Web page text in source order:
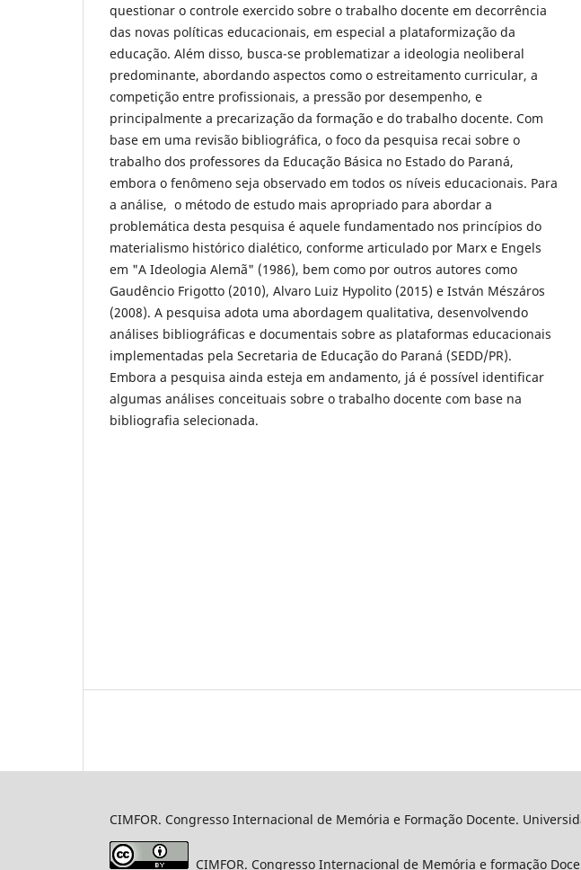
questionar o controle exercido sobre o trabalho docente em decorrência
das novas políticas educacionais, em especial a plataformização da
educação. Além disso, busca-se problematizar a ideologia neoliberal
predominante, abordando aspectos como o estreitamento curricular, a
competição entre profissionais, a pressão por desempenho, e
principalmente a precarização da formação e do trabalho docente. Com
base em uma revisão bibliográfica, o foco da pesquisa recai sobre o
trabalho dos professores da Educação Básica no Estado do Paraná,
embora o fenômeno seja observado em todos os níveis educacionais. Para
a análise, o método de estudo mais apropriado para abordar a
problemática desta pesquisa é aquele fundamentado nos princípios do
materialismo histórico dialético, conforme articulado por Marx e Engels
em "A Ideologia Alemã" (1986), bem como por outros autores como
Gaudêncio Frigotto (2010), Alvaro Luiz Hypolito (2015) e István Mészáros
(2008). A pesquisa adota uma abordagem qualitativa, desenvolvendo
análises bibliográficas e documentais sobre as plataformas educacionais
implementadas pela Secretaria de Educação do Paraná (SEDD/PR).
Embora a pesquisa ainda esteja em andamento, já é possível identificar
algumas análises conceituais sobre o trabalho docente com base na
bibliografia selecionada.
CIMFOR. Congresso Internacional de Memória e Formação Docente.
CIMFOR. Congresso Internacional de Memória e formação